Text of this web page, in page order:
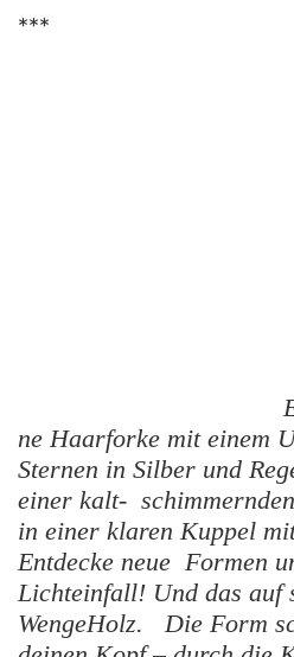
***
ne Haarforke mit einem
Sternen in Silber und
einer kalt-
in einer klaren Kuppel
Entdecke neue Formen
Lichteinfall! Und das auf
WengeHolz.Die Form